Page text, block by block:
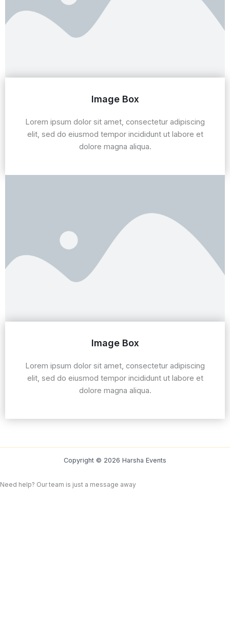
Image Box
Lorem ipsum dolor sit amet, consectetur adipiscing
elit, sed do eiusmod tempor incididunt ut labore et
dolore magna aliqua.
Image Box
Lorem ipsum dolor sit amet, consectetur adipiscing
elit, sed do eiusmod tempor incididunt ut labore et
dolore magna aliqua.
Copyright © 2026 Harsha Events
Need help? Our team is just a message away